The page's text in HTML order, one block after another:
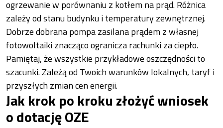
ogrzewanie w porównaniu z kotłem na prąd. Różnica
zależy od stanu budynku i temperatury zewnętrznej.
Dobrze dobrana pompa zasilana prądem z własnej
fotowoltaiki znacząco ogranicza rachunki za ciepło.
Pamiętaj, że wszystkie przykładowe oszczędności to
szacunki. Zależą od Twoich warunków lokalnych, taryf i
przyszłych zmian cen energii.
Jak krok po kroku złożyć wniosek
o dotację OZE